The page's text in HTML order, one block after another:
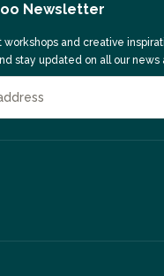
Newsletter
workshops and creative
stay updated on all our news